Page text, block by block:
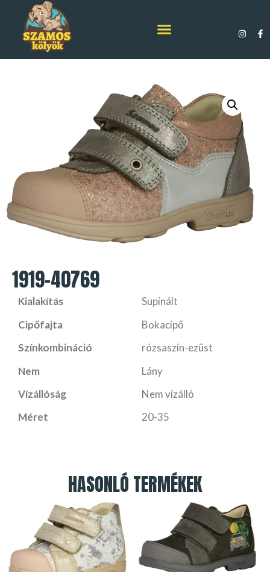
1919-40769
Kialakítás
Supinált
Cipőfajta
Bokacipő
Színkombináció
rózsaszín-ezüst
Nem
Lány
Vízállóság
Nem vízálló
Méret
20-35
HASONLÓ TERMÉKEK